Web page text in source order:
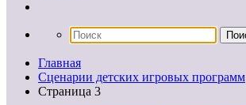
Главная
Сценарии детских игровых программ
Страница 3